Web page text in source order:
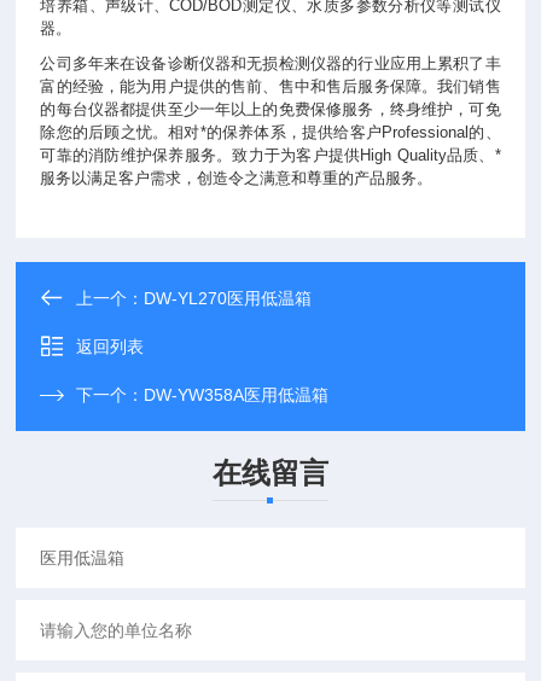
培养箱、声级计、COD/BOD测定仪、水质多参数分析仪等测试仪
器。
公司多年来在设备诊断仪器和无损检测仪器的行业应用上累积了丰
富的经验，能为用户提供的售前、售中和售后服务保障。我们销售
的每台仪器都提供至少一年以上的免费保修服务，终身维护，可免
除您的后顾之忧。相对*的保养体系，提供给客户Professional的、
可靠的消防维护保养服务。致力于为客户提供High Quality品质、*
服务以满足客户需求，创造令之满意和尊重的产品服务。
上一个： DW-YL270医用低温箱
返回列表
下一个： DW-YW358A医用低温箱
在线留言